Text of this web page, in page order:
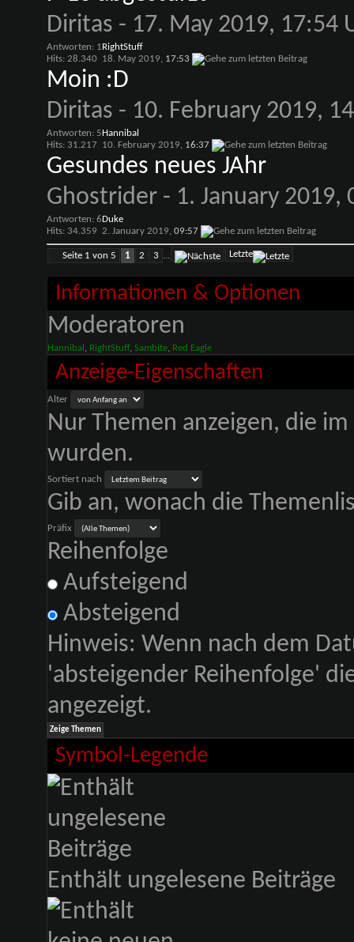
Diritas - 17. May 2019, 17:54
Antworten: 1
Hits: 28.340
RightStuff
18. May 2019, 17:53
Moin :D
Diritas - 10. February 2019,
Antworten: 5
Hits: 31.217
Hannibal
10. February 2019, 16:37
Gesundes neues JAhr
Ghostrider- 1. January 2019,
Antworten: 6
Hits: 34.359
Duke
2. January 2019, 09:57
Seite 1 von 5 1 2 3 ... Letzte
Informationen & Optionen
Moderatoren
Hannibal , RightStuff, Sambite, Red Eagle
Anzeige-Eigenschaften
Alter
Nur Themen anzeigen, die
wurden.
Sortiert nach
Gib an, wonach die
Präfix
Reihenfolge
Aufsteigend
Absteigend
Hinweis: Wenn nach dem
'absteigender Reihenfolge'
angezeigt.
Symbol-Legende
Enthält ungelesene Beiträge